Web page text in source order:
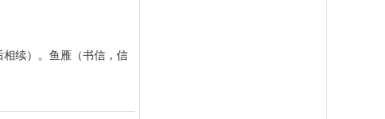
相续）。鱼雁（书信，信